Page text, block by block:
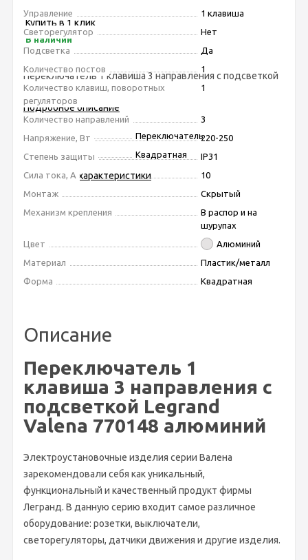
Купить в 1 клик
В наличии
Переключатель 1 клавиша 3 направления с подсветкой
Legrand Valena 770148 алюминий
Подробное описание
Тип товара
Переключатель
Форма
Квадратная
Подробные характеристики
Управление
1 клавиша
Светорегулятор
Нет
Подсветка
Да
Количество постов
1
Количество клавиш, поворотных
регуляторов
1
Количество направлений
3
Напряжение, Вт
220-250
Степень защиты
IP31
Сила тока, А
10
Монтаж
Скрытый
Механизм крепления
В распор и на
шурупах
Цвет
Алюминий
Материал
Пластик/металл
Форма
Квадратная
Описание
Переключатель 1
клавиша 3 направления с
подсветкой Legrand
Valena 770148 алюминий
Электроустановочные изделия серии Валена
зарекомендовали себя как уникальный,
функциональный и качественный продукт фирмы
Легранд. В данную серию входит самое различное
оборудование: розетки, выключатели,
светорегуляторы, датчики движения и другие изделия.